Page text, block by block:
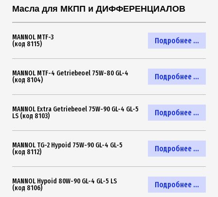
Масла для МКПП и ДИФФЕРЕНЦИАЛОВ
Подробнее ...
MANNOL MTF-3
(код 8115)
Подробнее ...
MANNOL MTF-4 Getriebeoel 75W-80 GL-4
(код 8104)
Подробнее ...
MANNOL Extra Getriebeoel 75W-90 GL-4 GL-5
LS (код 8103)
Подробнее ...
MANNOL TG-2 Hypoid 75W-90 GL-4 GL-5
(код 8112)
Подробнее ...
MANNOL Hypoid 80W-90 GL-4 GL-5 LS
(код 8106)